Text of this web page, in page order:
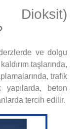
Dioksit)
ve dolgu
taşlarında,
trafik
yapılarda, beton
tercih edilir.